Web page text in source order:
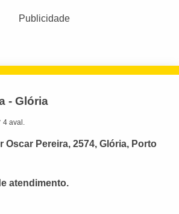
Publicidade
- Glória
4 aval.
Oscar Pereira, 2574, Glória, Porto
atendimento.